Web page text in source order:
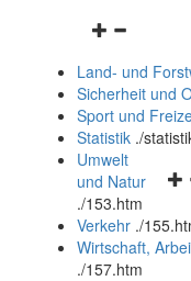
und
schließen
Land- und
Sicherheit und
Sport und
Statistik ./
Umwelt
und Natur
./153.htm
Verkehr ./
Wirtschaft,
./157.htm